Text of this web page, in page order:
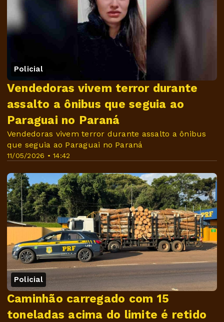
Policial
11/05/2026 • 14:42
Vendedoras vivem terror durante
assalto a ônibus que seguia ao
Paraguai no Paraná
Vendedoras vivem terror durante assalto a ônibus
que seguia ao Paraguai no Paraná
Policial
Caminhão carregado com 15
toneladas acima do limite é retido